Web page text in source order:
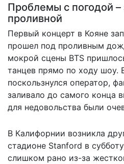
Проблемы с погодой
проливной
Первый концерт в Кояне
прошел под проливным
мокрой сцены BTS
танцев прямо по ходу шоу.
поскользнулся оператор,
заливало до самого конца
для недовольства были
В Калифорнии возникла
стадионе Stanford в
слишком рано из-за